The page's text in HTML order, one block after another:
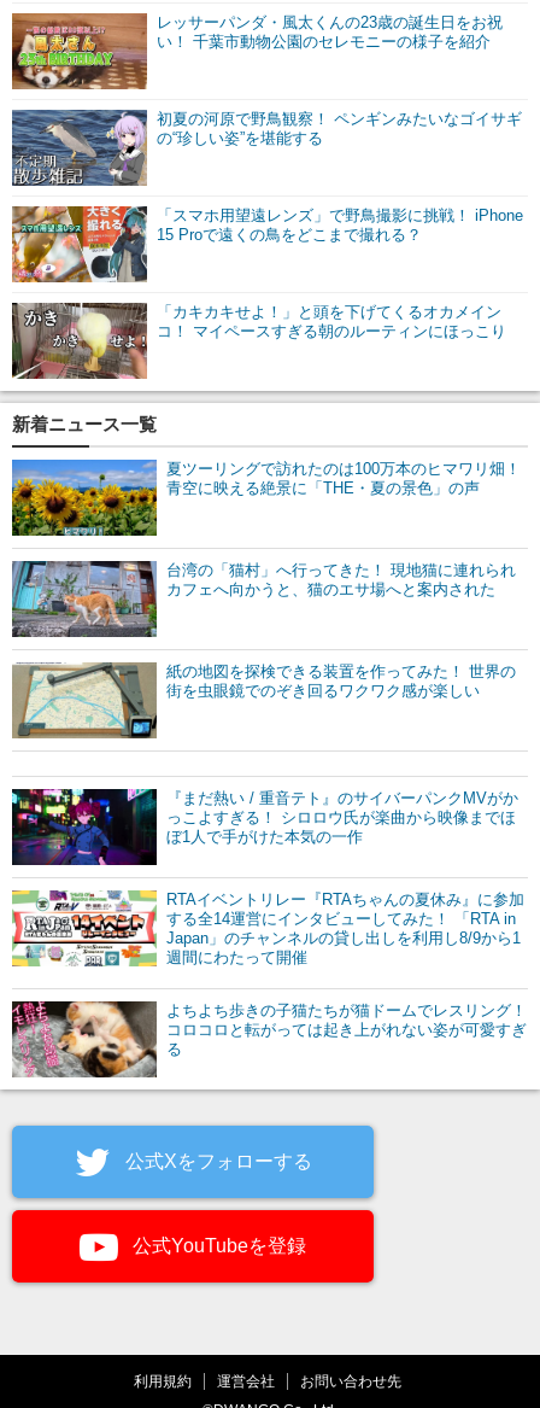
レッサーパンダ・風太くんの23歳の誕生日をお祝
い！ 千葉市動物公園のセレモニーの様子を紹介
初夏の河原で野鳥観察！ ペンギンみたいなゴイサギ
の“珍しい姿”を堪能する
「スマホ用望遠レンズ」で野鳥撮影に挑戦！ iPhone
15 Proで遠くの鳥をどこまで撮れる？
「カキカキせよ！」と頭を下げてくるオカメイン
コ！ マイペースすぎる朝のルーティンにほっこり
新着ニュース一覧
夏ツーリングで訪れたのは100万本のヒマワリ畑！
青空に映える絶景に「THE・夏の景色」の声
台湾の「猫村」へ行ってきた！ 現地猫に連れられ
カフェへ向かうと、猫のエサ場へと案内された
紙の地図を探検できる装置を作ってみた！ 世界の
街を虫眼鏡でのぞき回るワクワク感が楽しい
『まだ熱い / 重音テト』のサイバーパンクMVがか
っこよすぎる！ シロロウ氏が楽曲から映像までほ
ぼ1人で手がけた本気の一作
RTAイベントリレー『RTAちゃんの夏休み』に参加
する全14運営にインタビューしてみた！ 「RTA in
Japan」のチャンネルの貸し出しを利用し8/9から1
週間にわたって開催
よちよち歩きの子猫たちが猫ドームでレスリング！
コロコロと転がっては起き上がれない姿が可愛すぎ
る
公式Xをフォローする
公式YouTubeを登録
利用規約 運営会社
お問い合わせ先